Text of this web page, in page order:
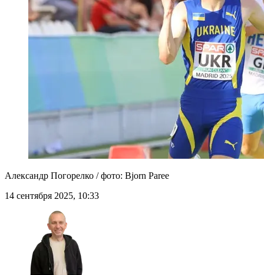
Александр Погорелко / фото: Bjorn Paree
14 сентября 2025, 10:33